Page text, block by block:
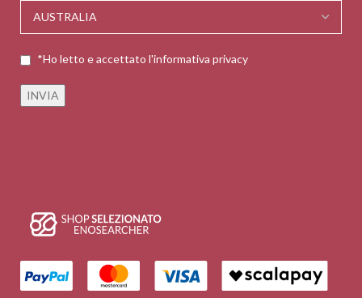
*Ho letto e accettato l'informativa privacy